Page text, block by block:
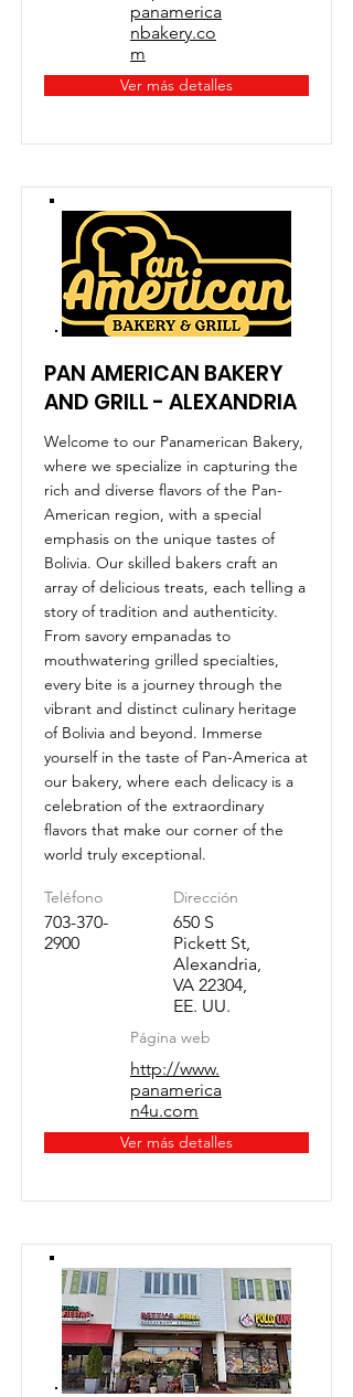
panamerica
nbakery.co
m
Ver más detalles
PAN AMERICAN BAKERY
AND GRILL - ALEXANDRIA
Welcome to our Panamerican Bakery,
where we specialize in capturing the
rich and diverse flavors of the Pan-
American region, with a special
emphasis on the unique tastes of
Bolivia. Our skilled bakers craft an
array of delicious treats, each telling a
story of tradition and authenticity.
From savory empanadas to
mouthwatering grilled specialties,
every bite is a journey through the
vibrant and distinct culinary heritage
of Bolivia and beyond. Immerse
yourself in the taste of Pan-America at
our bakery, where each delicacy is a
celebration of the extraordinary
flavors that make our corner of the
world truly exceptional.
Teléfono
703-370-
2900
Dirección
650 S
Pickett St,
Alexandria,
VA 22304,
EE. UU.
Página web
http://www.
panamerica
n4u.com
Ver más detalles